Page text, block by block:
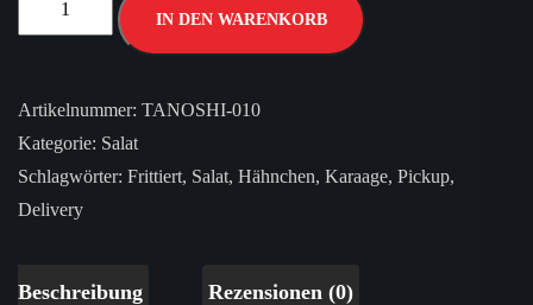
IN DEN WARENKORB
Artikelnummer: TANOSHI-010
Kategorie: Salat
Schlagwörter: Frittiert, Salat, Hähnchen, Karaage, Pickup,
Delivery
Beschreibung Rezensionen (0)